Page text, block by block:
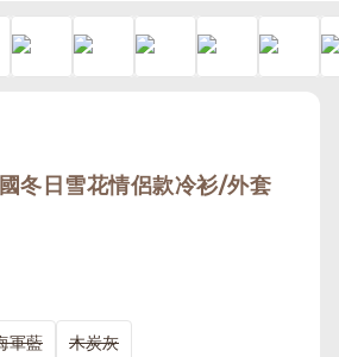
冬日雪花情侶款冷衫/外套
軍藍
木炭灰